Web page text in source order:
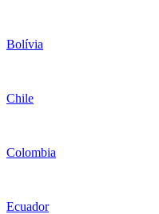
Bolívia
Chile
Colombia
Ecuador